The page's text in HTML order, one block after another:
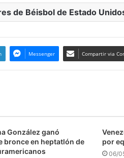
de Béisbol de Estado
Messenger Compartir via
González ganó
bronce en heptatlón de
por
06/